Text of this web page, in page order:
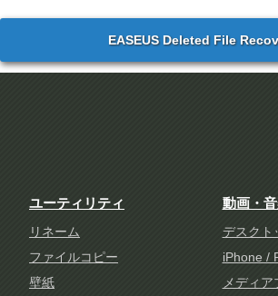
EASEUS Deleted File
ユーティリティ
リネーム
ファイルコピー
壁紙
動画・
デスクト
iPhone /
メディア